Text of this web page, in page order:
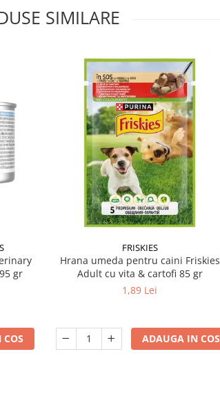
SIMILARE
gr
FRISKIES
Hrana umeda pentru caini Friskies
Adult cu vita & cartofi 85 gr
1,89 Lei
ADAUGA IN COS